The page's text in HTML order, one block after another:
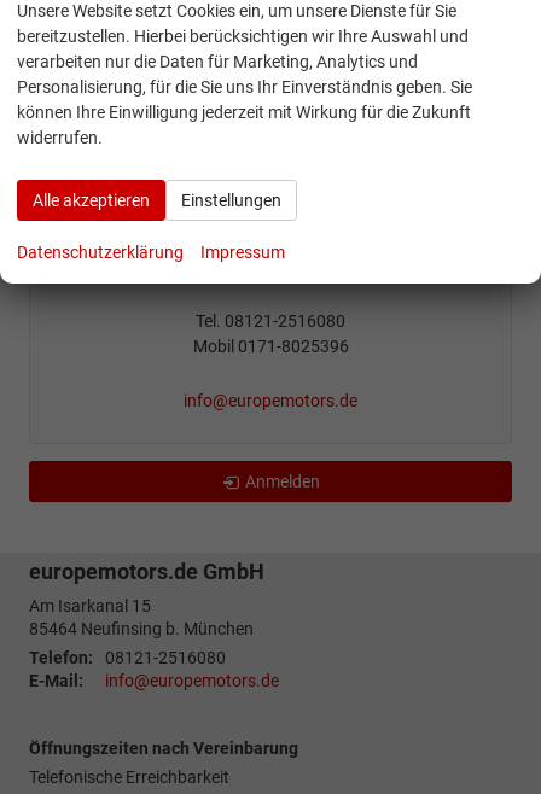
Beratung / Verkauf
Tel. 08121-2516080
Mobil 0171-8025396
info@europemotors.de
Anmelden
europemotors.de GmbH
Am Isarkanal 15
85464 Neufinsing b. München
Telefon:
08121-2516080
E-Mail:
info@europemotors.de
Öffnungszeiten nach Vereinbarung
Telefonische Erreichbarkeit
Unsere Website setzt Cookies ein, um unsere Dienste für Sie
bereitzustellen. Hierbei berücksichtigen wir Ihre Auswahl und
verarbeiten nur die Daten für Marketing, Analytics und
Personalisierung, für die Sie uns Ihr Einverständnis geben. Sie
können Ihre Einwilligung jederzeit mit Wirkung für die Zukunft
widerrufen.
Alle akzeptieren Einstellungen
Datenschutzerklärung Impressum